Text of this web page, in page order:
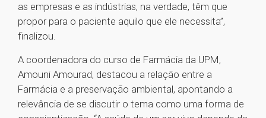
as empresas e as indústrias, na verdade, têm que
propor para o paciente aquilo que ele necessita”,
finalizou.
A coordenadora do curso de Farmácia da UPM,
Amouni Amourad, destacou a relação entre a
Farmácia e a preservação ambiental, apontando a
relevância de se discutir o tema como uma forma de